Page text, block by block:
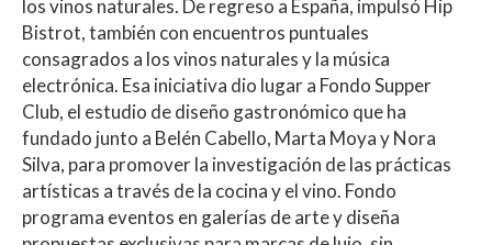
los vinos naturales. De regreso a España, impulsó Hip
Bistrot, también con encuentros puntuales
consagrados a los vinos naturales y la música
electrónica. Esa iniciativa dio lugar a Fondo Supper
Club, el estudio de diseño gastronómico que ha
fundado junto a Belén Cabello, Marta Moya y Nora
Silva, para promover la investigación de las prácticas
artísticas a través de la cocina y el vino. Fondo
programa eventos en galerías de arte y diseña